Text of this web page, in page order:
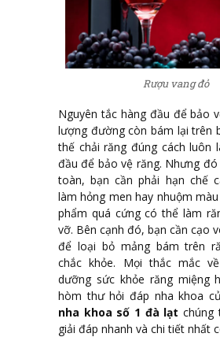
Rượu vang đỏ
Nguyên tắc hàng đầu để bảo
lượng đường còn bám lại trên
thế chải răng đúng cách luôn
đầu để bảo vệ răng. Nhưng
toàn, bạn cần phải hạn chế
làm hỏng men hay nhuộm
phẩm quá cứng có thể làm
vỡ. Bên cạnh đó, bạn cần cạo
để loại bỏ mảng bám trên
chắc khỏe. Mọi thắc mắc
dưỡng sức khỏe răng miệng
hòm thư hỏi đáp nha khoa
nha khoa số 1 đà lạt chúng
giải đáp nhanh và chi tiết nhất